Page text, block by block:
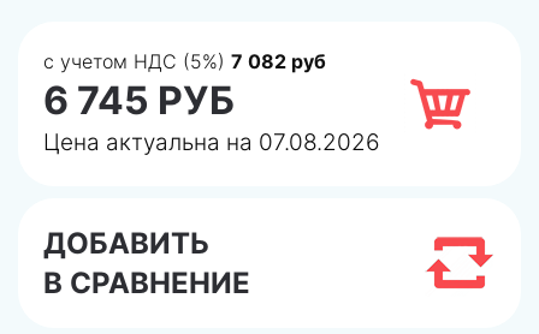
с учетом НДС (5%) 7 082 руб
6 745 РУБ
Цена актуальна на 07.08.2026
ДОБАВИТЬ
В СРАВНЕНИЕ